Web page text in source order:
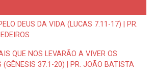
DEUS DA VIDA (LUCAS 7.11-17) | PR.
QUE NOS LEVARÃO A VIVER OS
(GÊNESIS 37.1-20) | PR. JOÃO BATISTA